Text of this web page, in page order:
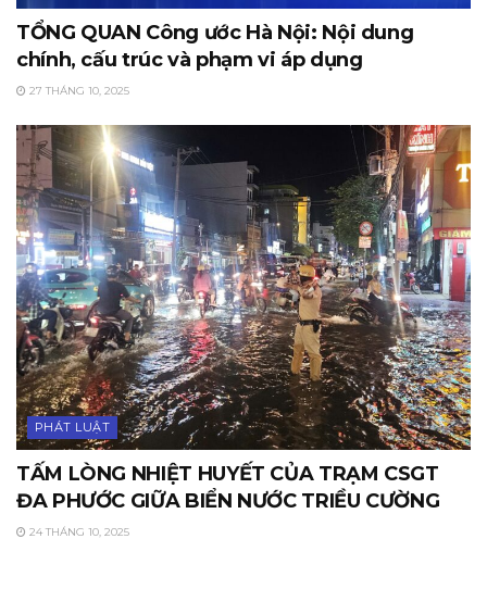
TỔNG QUAN Công ước Hà Nội: Nội dung
chính, cấu trúc và phạm vi áp dụng
27 THÁNG 10, 2025
PHÁT LUẬT
TẤM LÒNG NHIỆT HUYẾT CỦA TRẠM CSGT
ĐA PHƯỚC GIỮA BIỂN NƯỚC TRIỀU CƯỜNG
24 THÁNG 10, 2025